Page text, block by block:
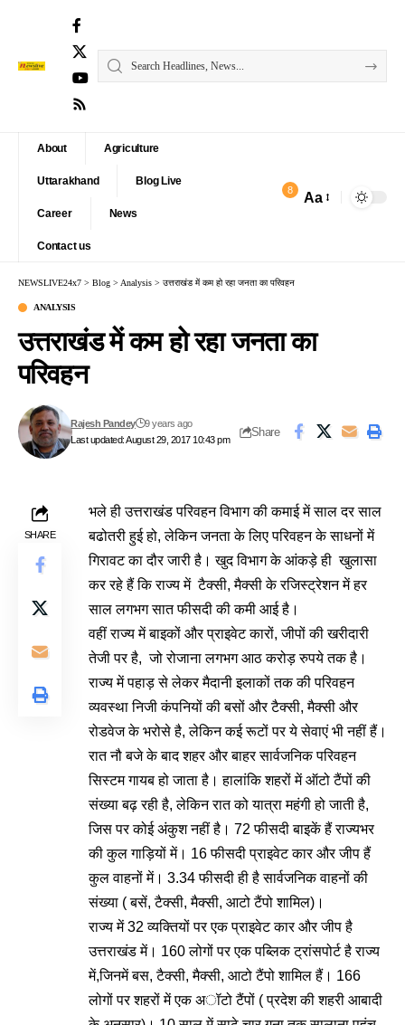
About Agriculture
Uttarakhand Blog Live
Career News
Contact us
8 Aa
NEWSLIVE24x7 > Blog > Analysis > उत्तराखंड में कम हो रहा जनता का परिवहन
ANALYSIS
उत्तराखंड में कम हो रहा जनता का
परिवहन
Last updated: August 29, 2017 10:43 pm
Rajesh Pandey 9 years ago
Share
SHARE
भले ही उत्तराखंड परिवहन विभाग की कमाई में साल दर साल
बढोतरी हुई हो, लेकिन जनता के लिए परिवहन के साधनों में
गिरावट का दौर जारी है। खुद विभाग के आंकड़े ही खुलासा
कर रहे हैं कि राज्य में टैक्सी, मैक्सी के रजिस्ट्रेशन में हर
साल लगभग सात फीसदी की कमी आई है।
वहीं राज्य में बाइकों और प्राइवेट कारों, जीपों की खरीदारी
तेजी पर है, जो रोजाना लगभग आठ करोड़ रुपये तक है।
राज्य में पहाड़ से लेकर मैदानी इलाकों तक की परिवहन
व्यवस्था निजी कंपनियों की बसों और टैक्सी, मैक्सी और
रोडवेज के भरोसे है, लेकिन कई रूटों पर ये सेवाएं भी नहीं हैं।
रात नौ बजे के बाद शहर और बाहर सार्वजनिक परिवहन
सिस्टम गायब हो जाता है। हालांकि शहरों में ऑटो टैंपों की
संख्या बढ़ रही है, लेकिन रात को यात्रा महंगी हो जाती है,
जिस पर कोई अंकुश नहीं है। 72 फीसदी बाइकें हैं राज्यभर
की कुल गाड़ियों में। 16 फीसदी प्राइवेट कार और जीप हैं
कुल वाहनों में। 3.34 फीसदी ही है सार्वजनिक वाहनों की
संख्या ( बसें, टैक्सी, मैक्सी, आटो टैंपो शामिल)।
राज्य में 32 व्यक्तियों पर एक प्राइवेट कार और जीप है
उत्तराखंड में। 160 लोगों पर एक पब्लिक ट्रांसपोर्ट है राज्य
में,जिनमें बस, टैक्सी, मैक्सी, आटो टैंपो शामिल हैं। 166
लोगों पर शहरों में एक अॉटो टैंपों ( प्रदेश की शहरी आबादी